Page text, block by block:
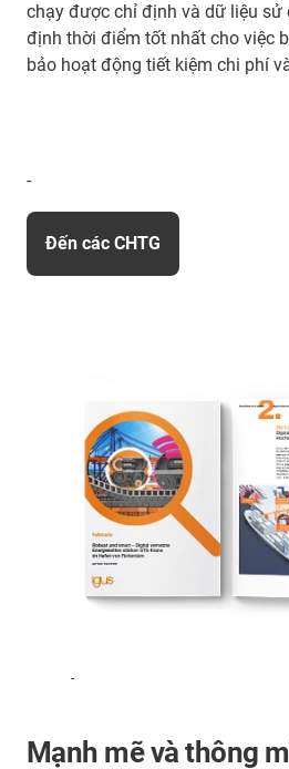
chạy được chỉ định và dữ liệu sử
định thời điểm tốt nhất cho việc
bảo hoạt động tiết kiệm chi phí
-
Đến các CHTG
-
Mạnh mẽ và thông